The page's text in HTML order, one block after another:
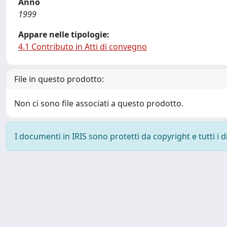
1999
Appare nelle tipologie:
4.1 Contributo in Atti di convegno
File in questo prodotto:
Non ci sono file associati a questo prodotto.
I documenti in IRIS sono protetti da copyright e tutti i